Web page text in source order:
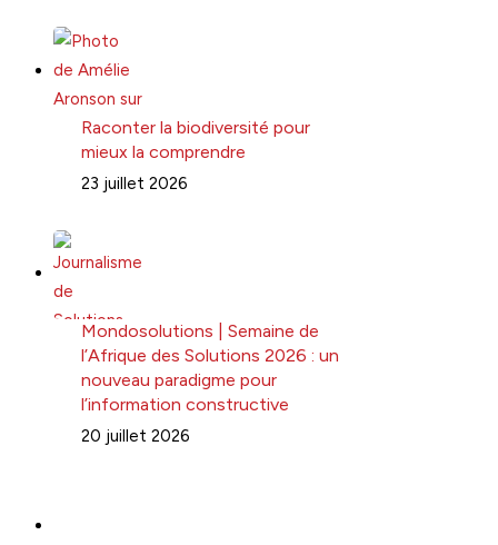
Raconter la biodiversité pour
mieux la comprendre
23 juillet 2026
Mondosolutions | Semaine de
l’Afrique des Solutions 2026 : un
nouveau paradigme pour
l’information constructive
20 juillet 2026